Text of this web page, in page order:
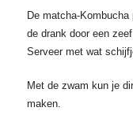
De matcha-
de drank door een
Serveer met wat
Met de zwam kun je
maken.